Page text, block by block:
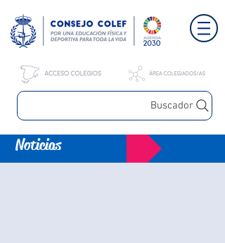
Buscador
Noticias